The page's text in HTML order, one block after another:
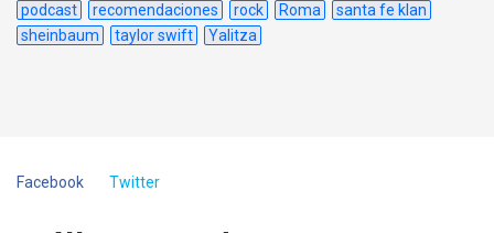
podcast
recomendaciones rock Roma
santa fe klan
sheinbaum
taylor swift Yalitza
Facebook Twitter